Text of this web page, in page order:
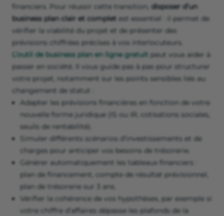
financiers. Pour réussir cette transition, disposer d’un
business plan clair et complet est essentiel : il permet de
vérifier la viabilité du projet et de présenter des
prévisions chiffrées précises à vos interlocuteurs.
L’outil de business plan en ligne gratuit peut vous aider à
passer en société. Il vous guide pas à pas pour structurer
votre projet, notamment sur les points sensibles liés au
changement de statut :
Adapter les prévisions financières en fonction de votre
nouvelle forme juridique (IS ou IR, cotisations sociales,
seuils de rentabilité).
Simuler différents scénarios d’investissements et de
charges pour anticiper vos besoins de trésorerie.
Générer automatiquement les tableaux financiers :
plan de financement, compte de résultat prévisionnel,
plan de trésorerie sur 3 ans.
Vérifier la cohérence de vos hypothèses, par exemple si
votre chiffre d’affaires dépasse les plafonds de la